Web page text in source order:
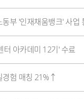
동부 '인재채움뱅크' 사
터 아카데미 12기' 수료
경험 매칭 21%↑